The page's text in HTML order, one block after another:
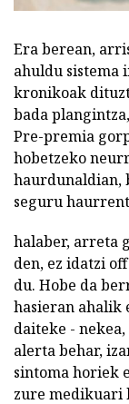
Era berean,
ahuldu sistema
kronikoak
bada
Pre-premia
hobetzeko
haurdunaldian,
seguru
halaber, arreta
den, ez idatzi
du. Hobe da
hasieran ahalik
daiteke -
alerta behar,
sintoma horiek
zure medikuari